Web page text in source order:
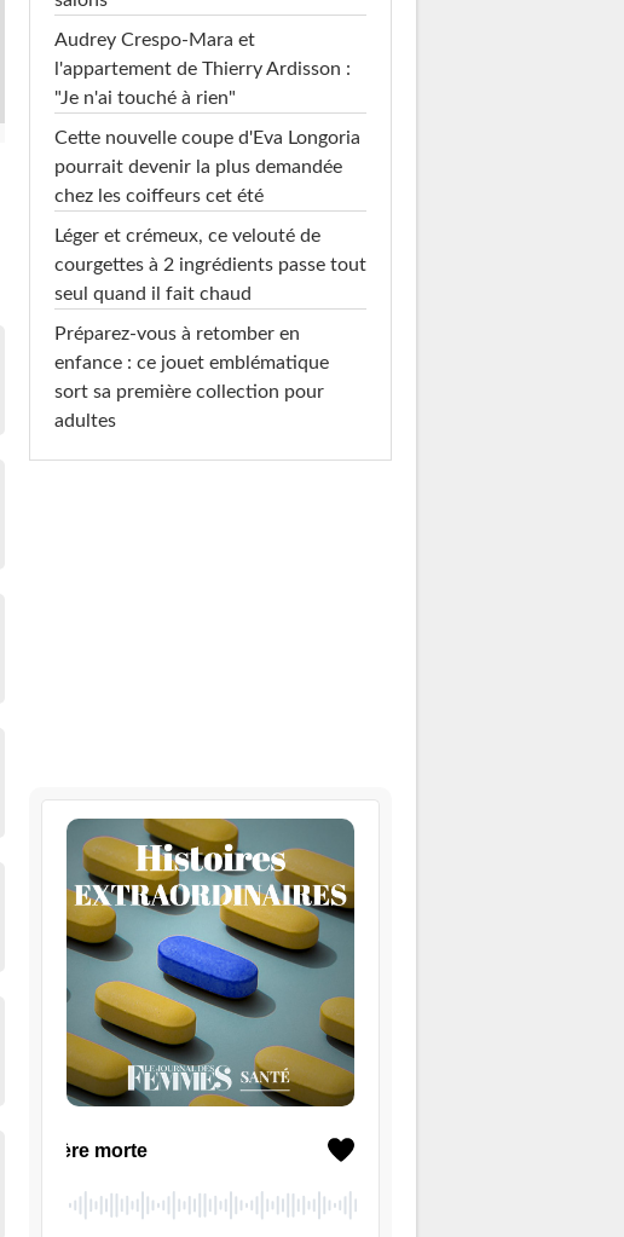
Audrey Crespo-Mara et
l'appartement de Thierry Ardisson :
"Je n'ai touché à rien"
Cette nouvelle coupe d'Eva Longoria
pourrait devenir la plus demandée
chez les coiffeurs cet été
Léger et crémeux, ce velouté de
courgettes à 2 ingrédients passe tout
seul quand il fait chaud
Préparez-vous à retomber en
enfance : ce jouet emblématique
sort sa première collection pour
adultes